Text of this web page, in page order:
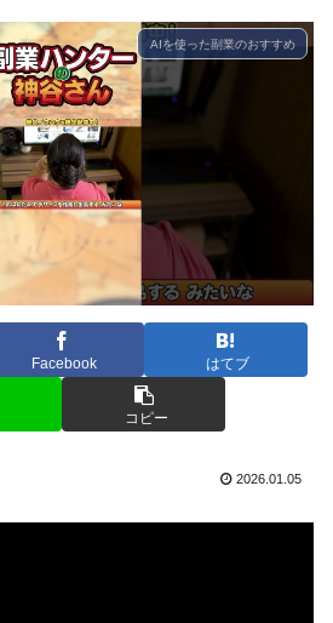
AIを使った副業のおすすめ
Facebook はてブ
コピー
2026.01.05